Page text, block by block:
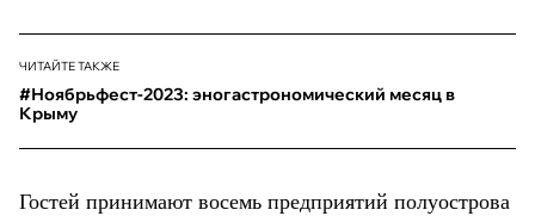
ЧИТАЙТЕ ТАКЖЕ
#Ноябрьфест-2023: эногастрономический месяц в
Крыму
Гостей принимают восемь предприятий полуострова